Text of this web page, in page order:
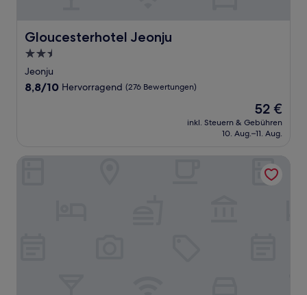
Gloucesterhotel Jeonju
Gloucesterhotel Jeonju
2.5-
Sterne-
Unterkunft
Jeonju
8.8
8,8/10 Hervorragend (276 Bewertungen)
Der
Preis
beträgt
52 €
inkl. Steuern & Gebühren
10. Aug.–11. Aug.